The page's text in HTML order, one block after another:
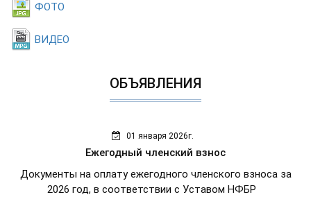
ФОТО
ВИДЕО
ОБЪЯВЛЕНИЯ
01 января 2026г.
Ежегодный членский взнос
Документы на оплату ежегодного членского взноса за
2026 год, в соответствии с Уставом НФБР